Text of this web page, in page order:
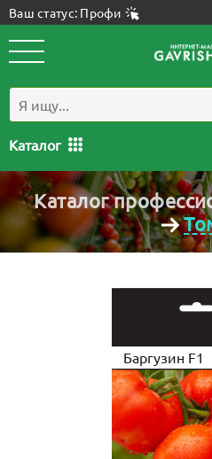
Ваш статус: Профи
Каталог
Каталог
Баргузин F1